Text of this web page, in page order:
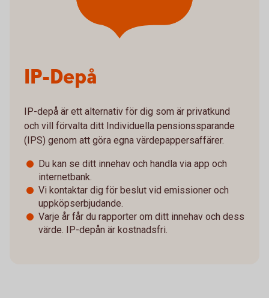
IP-Depå
IP-depå är ett alternativ för dig som är privatkund
och vill förvalta ditt Individuella pensionssparande
(IPS) genom att göra egna värdepappersaffärer.
Du kan se ditt innehav och handla via app och
internetbank.
Vi kontaktar dig för beslut vid emissioner och
uppköpserbjudande.
Varje år får du rapporter om ditt innehav och dess
värde. IP-depån är kostnadsfri.